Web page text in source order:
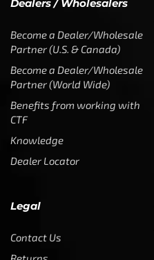
Contact Us
Dealers / Wholesalers
Become a Dealer/Wholesale
Partner (U.S. & Canada)
Become a Dealer/Wholesale
Partner (World Wide)
Benefits from working with
CTF
Dealer Locator
Legal